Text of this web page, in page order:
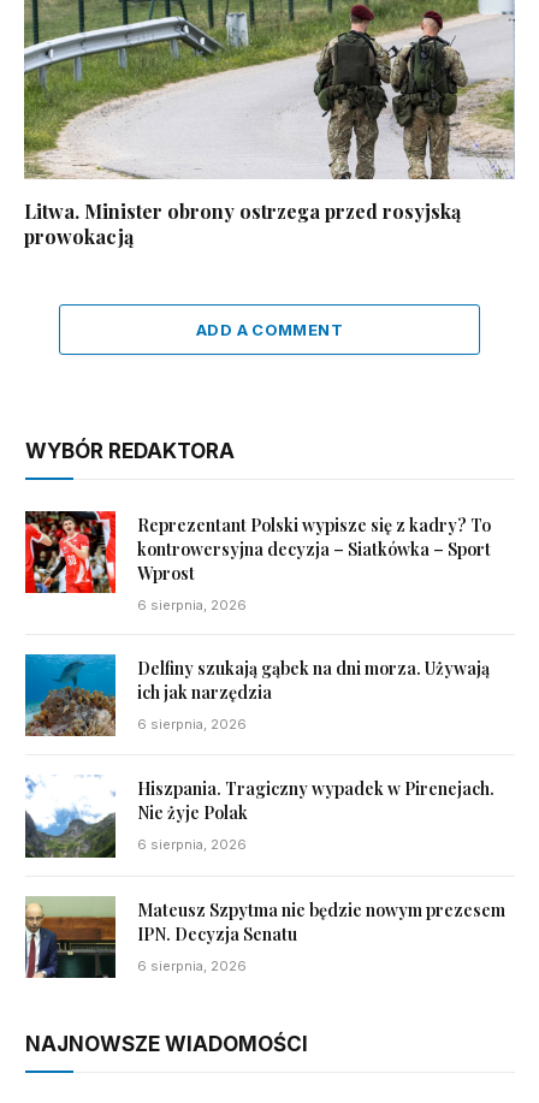
Litwa. Minister obrony ostrzega przed rosyjską
prowokacją
ADD A COMMENT
WYBÓR REDAKTORA
Reprezentant Polski wypisze się z kadry? To
kontrowersyjna decyzja – Siatkówka – Sport
Wprost
6 sierpnia, 2026
Delfiny szukają gąbek na dni morza. Używają
ich jak narzędzia
6 sierpnia, 2026
Hiszpania. Tragiczny wypadek w Pirenejach.
Nie żyje Polak
6 sierpnia, 2026
Mateusz Szpytma nie będzie nowym prezesem
IPN. Decyzja Senatu
6 sierpnia, 2026
NAJNOWSZE WIADOMOŚCI